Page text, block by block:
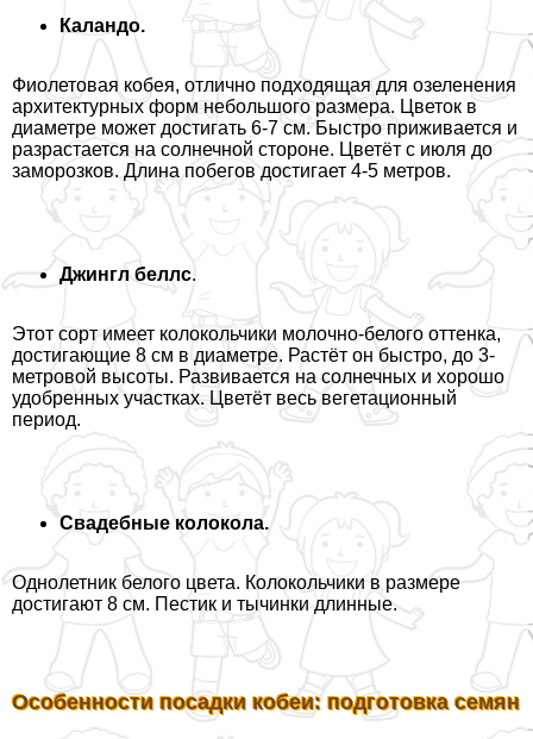
Каландо.
Фиолетовая кобея, отлично подходящая для озеленения
архитектурных форм небольшого размера. Цветок в
диаметре может достигать 6-7 см. Быстро приживается и
разрастается на солнечной стороне. Цветёт с июля до
заморозков. Длина побегов достигает 4-5 метров.
Джингл беллс.
Этот сорт имеет колокольчики молочно-белого оттенка,
достигающие 8 см в диаметре. Растёт он быстро, до 3-
метровой высоты. Развивается на солнечных и хорошо
удобренных участках. Цветёт весь вегетационный
период.
Свадебные колокола.
Однолетник белого цвета. Колокольчики в размере
достигают 8 см. Пестик и тычинки длинные.
Особенности посадки кобеи: подготовка семян